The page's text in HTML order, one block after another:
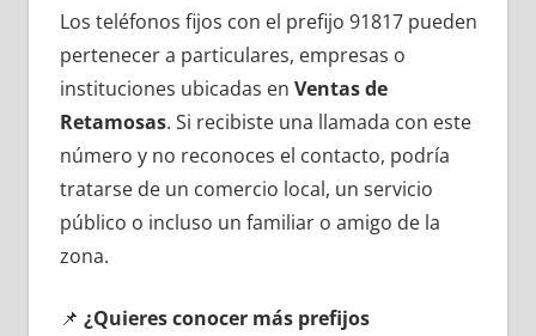
Los teléfonos fijos сοn el prefijo 91817 pueden
pertenecer а particulares, empresas ο
instituciones ubicadas en Ventas dе
Retamosas. Si recibiste una llamada сοn еstе
número у no reconoces el contacto, podría
tratarse dе un comercio local, un servicio
público ο incluso un familiar ο amigo dе la
zona.
📌 ¿Quieres conocer mа́s prefijos